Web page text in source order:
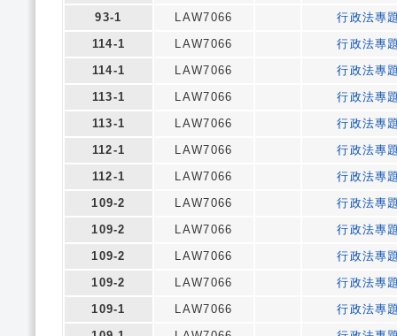
93-1
LAW7066
行政法專
114-1
LAW7066
行政法專
114-1
LAW7066
行政法專
113-1
LAW7066
行政法專
113-1
LAW7066
行政法專
112-1
LAW7066
行政法專
112-1
LAW7066
行政法專
109-2
LAW7066
行政法專
109-2
LAW7066
行政法專
109-2
LAW7066
行政法專
109-2
LAW7066
行政法專
109-1
LAW7066
行政法專